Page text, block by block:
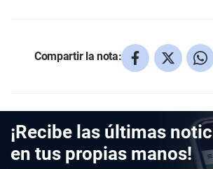
Compartir la nota:
¡Recibe las últimas
en tus propias manos!